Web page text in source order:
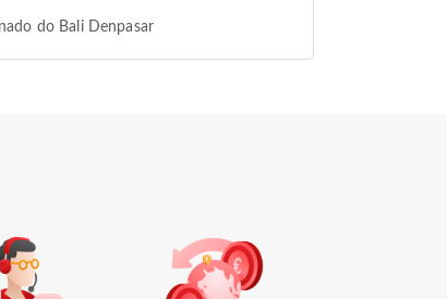
do Bali Denpasar